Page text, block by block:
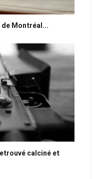
Montréal...
calciné et